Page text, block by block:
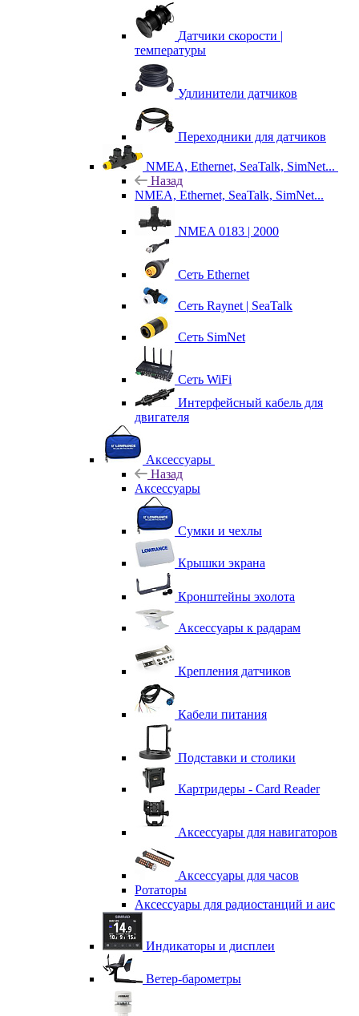
Датчики скорости |
температуры
Удлинители датчиков
Переходники для датчиков
NMEA, Ethernet, SeaTalk, SimNet...
Назад
NMEA, Ethernet, SeaTalk, SimNet...
NMEA 0183 | 2000
Сеть Ethernet
Сеть Raynet | SeaTalk
Сеть SimNet
Сеть WiFi
Интерфейсный кабель для
двигателя
Аксессуары
Назад
Аксессуары
Сумки и чехлы
Крышки экрана
Кронштейны эхолота
Аксессуары к радарам
Крепления датчиков
Кабели питания
Подставки и столики
Картридеры - Card Reader
Аксессуары для навигаторов
Аксессуары для часов
Ротаторы
Аксессуары для радиостанций и аис
Индикаторы и дисплеи
Ветер-барометры